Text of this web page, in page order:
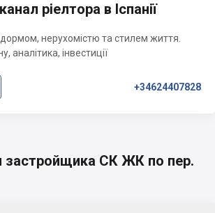
ріелтора в Іспанії
нерухомістю та стилем життя.
аналітика, інвестиції
+34624407828
застройщика СК ЖК по пер.